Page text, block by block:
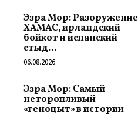
Эзра Мор: Разоружение
ХАМАС, ирландский
бойкот и испанский
стыд…
06.08.2026
Эзра Мор: Самый
неторопливый
«геноцыт» в истории